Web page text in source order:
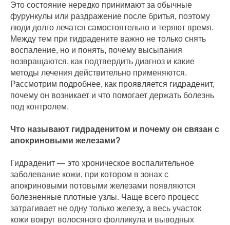
Это состояние нередко принимают за обычные
фурункулы или раздражение после бритья, поэтому
люди долго лечатся самостоятельно и теряют время.
Между тем при гидрадените важно не только снять
воспаление, но и понять, почему высыпания
возвращаются, как подтвердить диагноз и какие
методы лечения действительно применяются.
Рассмотрим подробнее, как проявляется гидраденит,
почему он возникает и что помогает держать болезнь
под контролем.
Что называют гидраденитом и почему он связан с
апокриновыми железами?
Гидраденит — это хроническое воспалительное
заболевание кожи, при котором в зонах с
апокриновыми потовыми железами появляются
болезненные плотные узлы. Чаще всего процесс
затрагивает не одну только железу, а весь участок
кожи вокруг волосяного фолликула и выводных